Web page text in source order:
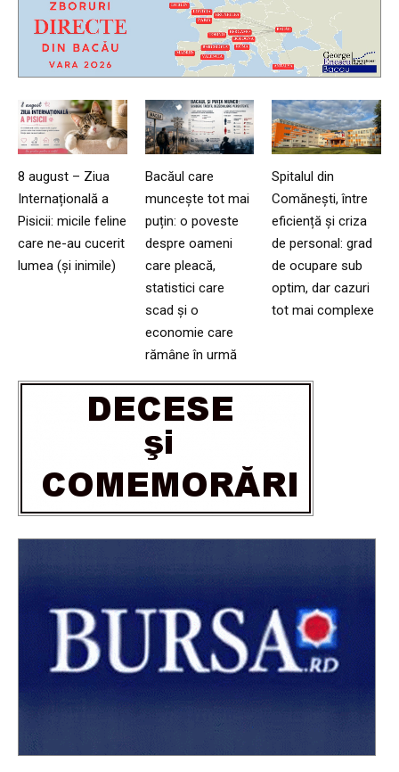
8 august – Ziua
Internațională a
Pisicii: micile feline
care ne-au cucerit
lumea (și inimile)
Bacăul care
muncește tot mai
puțin: o poveste
despre oameni
care pleacă,
statistici care
scad și o
economie care
rămâne în urmă
Spitalul din
Comănești, între
eficiență și criza
de personal: grad
de ocupare sub
optim, dar cazuri
tot mai complexe